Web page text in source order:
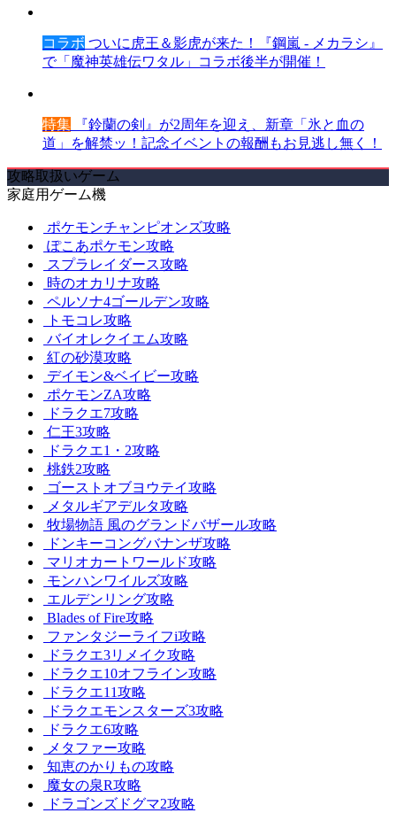
コラボ ついに虎王＆影虎が来た！『鋼嵐 - メカラシ』
で「魔神英雄伝ワタル」コラボ後半が開催！
特集 『鈴蘭の剣』が2周年を迎え、新章「氷と血の
道」を解禁ッ！記念イベントの報酬もお見逃し無く！
攻略取扱いゲーム
家庭用ゲーム機
ポケモンチャンピオンズ攻略
ぽこあポケモン攻略
スプラレイダース攻略
時のオカリナ攻略
ペルソナ4ゴールデン攻略
トモコレ攻略
バイオレクイエム攻略
紅の砂漠攻略
デイモン&ベイビー攻略
ポケモンZA攻略
ドラクエ7攻略
仁王3攻略
ドラクエ1・2攻略
桃鉄2攻略
ゴーストオブヨウテイ攻略
メタルギアデルタ攻略
牧場物語 風のグランドバザール攻略
ドンキーコングバナンザ攻略
マリオカートワールド攻略
モンハンワイルズ攻略
エルデンリング攻略
Blades of Fire攻略
ファンタジーライフi攻略
ドラクエ3リメイク攻略
ドラクエ10オフライン攻略
ドラクエ11攻略
ドラクエモンスターズ3攻略
ドラクエ6攻略
メタファー攻略
知恵のかりもの攻略
魔女の泉R攻略
ドラゴンズドグマ2攻略